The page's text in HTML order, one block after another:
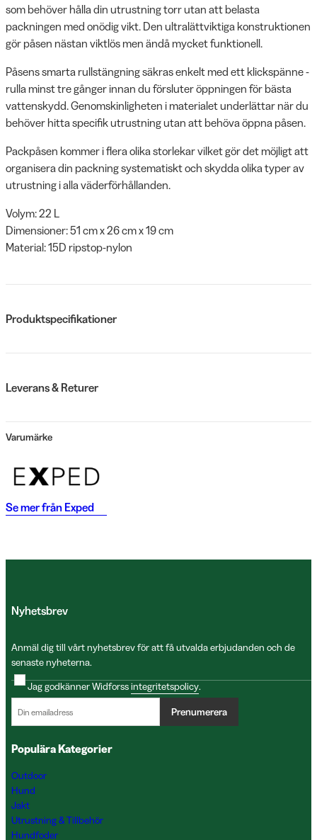
som behöver hålla din utrustning torr utan att belasta
packningen med onödig vikt. Den ultralättviktiga konstruktionen
gör påsen nästan viktlös men ändå mycket funktionell.
Påsens smarta rullstängning säkras enkelt med ett klickspänne -
rulla minst tre gånger innan du försluter öppningen för bästa
vattenskydd. Genomskinligheten i materialet underlättar när du
behöver hitta specifik utrustning utan att behöva öppna påsen.
Packpåsen kommer i flera olika storlekar vilket gör det möjligt att
organisera din packning systematiskt och skydda olika typer av
utrustning i alla väderförhållanden.
Volym: 22 L
Dimensioner: 51 cm x 26 cm x 19 cm
Material: 15D ripstop-nylon
Produktspecifikationer
Leverans & Returer
Varumärke
Se mer från Exped
Nyhetsbrev
Anmäl dig till vårt nyhetsbrev för att få utvalda erbjudanden och de
senaste nyheterna.
Jag godkänner Widforssintegritetspolicy.
Prenumerera
Populära Kategorier
Outdoor
Hund
Jakt
Utrustning & Tillbehör
Hundfoder